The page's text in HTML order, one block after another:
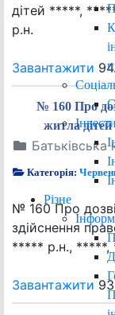
Різне
дітей *****,
р.н.
Завантажити
№ 160 Про
житла
Батьківська
Категорія:
№ 160 Про
здійснення
***** р.н., *****,
Завантажити